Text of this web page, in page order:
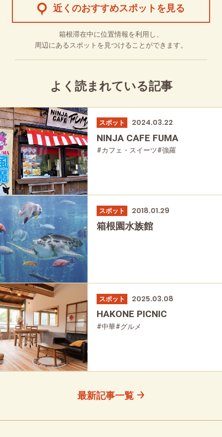
近くのおすすめスポットを見る
箱根滞在中に位置情報を利用し、
周辺にあるスポットを見つけることができます。
よく読まれている記事
スポット 2024.03.22
NINJA CAFE FUMA
#カフェ・スイーツ#強羅
スポット 2018.01.29
箱根園水族館
スポット 2025.03.08
HAKONE PICNIC
#中華#グルメ
最新記事一覧